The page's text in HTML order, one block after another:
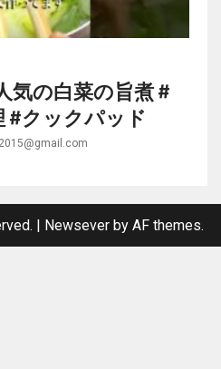
気の白菜の旨煮 #
#クックパッド
Newseverby AF themes.